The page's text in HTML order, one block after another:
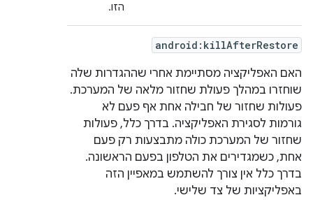
הזו.
android:killAfterRestore
האם האפליקציה מסתיימת אחרי שההגדרות שלה
שוחזרו במהלך פעולת שחזור מלאה של המערכת.
פעולות שחזור של חבילה אחת אף פעם לא
גורמות לסגירת האפליקציה. בדרך כלל, פעולות
שחזור של המערכת כולה מתבצעות רק פעם
אחת, כשמגדירים את הטלפון בפעם הראשונה.
בדרך כלל אין צורך להשתמש במאפיין הזה
באפליקציות של צד שלישי.